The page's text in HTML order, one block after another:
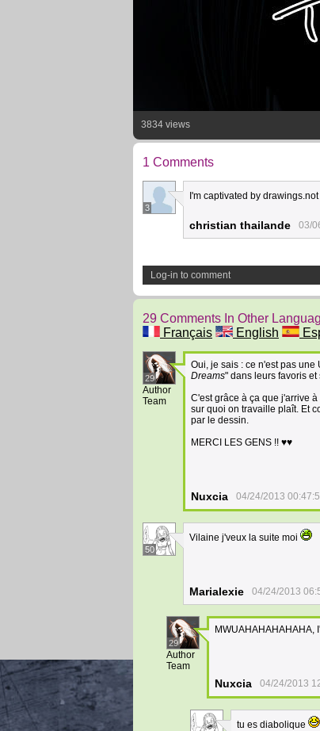
3834 views
1 Comments
3
I'm captivated by
christian thailande 03/
Log-in to comment
29 Comments In Other
Français
English
29
Author
Team
Oui, je sais : ce n'est pas
Dreams" dans leurs favoris
C'est grâce à ça que j'arrive
sur quoi on travaille plaît. Et
par le dessin.
MERCI LES GENS !! ♥♥
Nuxcia 04/24/2013
50
Vilaine j'veux la suite moi
Marialexie 04/24/2013
29
Author
Team
MWUAHAHAHAHAHA,
Nuxcia 04/24/2013
tu es diabolique